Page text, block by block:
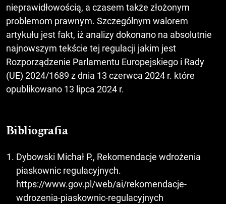
nieprawidłowością, a czasem także złożonym
problemom prawnym. Szczególnym walorem
artykułu jest fakt, iż analizy dokonano na absolutnie
najnowszym tekście tej regulacji jakim jest
Rozporządzenie Parlamentu Europejskiego i Rady
(UE) 2024/1689 z dnia 13 czerwca 2024 r. które
opublikowano 13 lipca 2024 r.
Bibliografia
Dybowski Michał P., Rekomendacje wdrożenia
piaskownic regulacyjnych.
https://www.gov.pl/web/ai/rekomendacje-
wdrozenia-piaskownic-regulacyjnych